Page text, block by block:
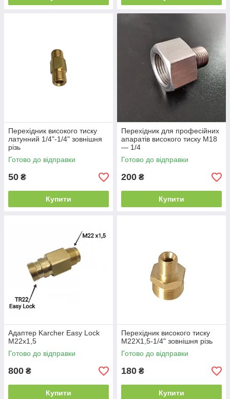
Перехідник високого тиску
латунний 1/4"-1/4" зовнішня
різь
Готово до відправки
50 ₴
Купити
Перехідник для професійних
апаратів високого тиску М18
— 1/4
Готово до відправки
200 ₴
Купити
Адаптер Karcher Easy Lock
M22x1,5
Готово до відправки
800 ₴
Купити
Перехідник високого тиску
М22Х1,5-1/4" зовнішня різь
Готово до відправки
180 ₴
Купити